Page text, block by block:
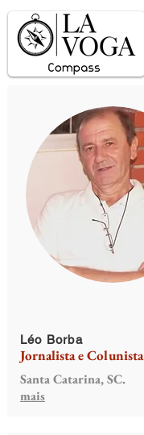
Léo Borba
Jornalista e Colunista
Santa Catarina, SC.
mais